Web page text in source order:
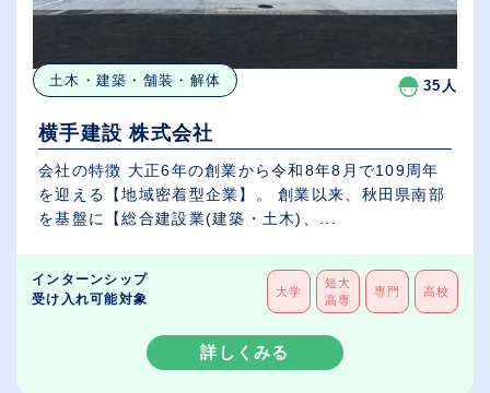
土木・建築・舗装・解体 35人
横手建設 株式会社
会社の特徴 大正6年の創業から令和8年8月で109周年
を迎える【地域密着型企業】。 創業以来、秋田県南部
を基盤に【総合建設業(建築・土木)、...
インターンシップ
受け入れ可能対象
大学
短大
高専
専門 高校
詳しくみる